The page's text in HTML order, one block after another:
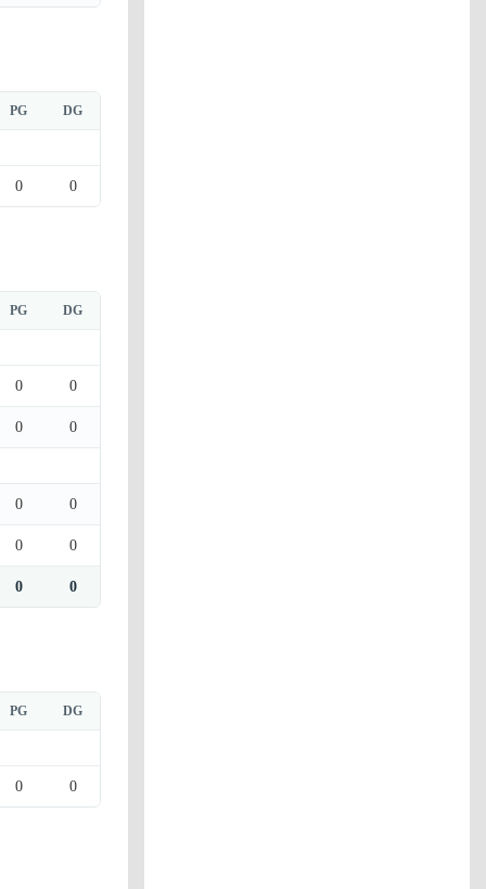
PG DG
0 0
PG DG
0 0
0 0
0 0
0 0
0 0
PG DG
0 0